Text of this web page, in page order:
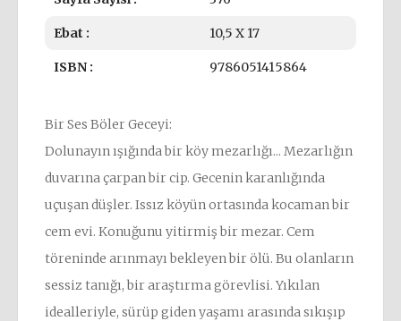
Ebat : 10,5 X 17
ISBN : 9786051415864
Bir Ses Böler Geceyi:
Dolunayın ışığında bir köy mezarlığı... Mezarlığın
duvarına çarpan bir cip. Gecenin karanlığında
uçuşan düşler. Issız köyün ortasında kocaman bir
cem evi. Konuğunu yitirmiş bir mezar. Cem
töreninde arınmayı bekleyen bir ölü. Bu olanların
sessiz tanığı, bir araştırma görevlisi. Yıkılan
idealleriyle, sürüp giden yaşamı arasında sıkışıp